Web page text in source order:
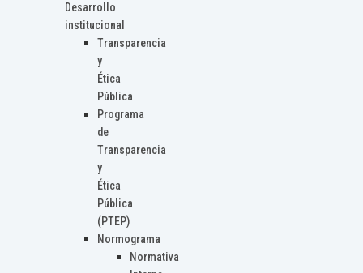
Desarrollo
institucional
Transparencia
y
Ética
Pública
Programa
de
Transparencia
y
Ética
Pública
(PTEP)
Normograma
Normativa